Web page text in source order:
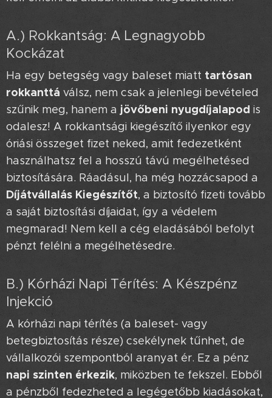
A.) Rokkantság: A Legnagyobb
Kockázat ♿
Ha egy betegség vagy baleset miatt tartósan
rokkanttá válsz, nem csak a jelenlegi bevételed
szűnik meg, hanem a jövőbeni nyugdíjalapod is
odalesz! A rokkantsági kiegészítő ilyenkor egy
óriási összeget fizet neked, amit fedezetként
használhatsz fel a hosszú távú megélhetésed
biztosítására. Ráadásul, ha még hozzácsapod a
Díjátvállalás Kiegészítőt, a biztosító fizeti tovább
a saját biztosítási díjaidat, így a védelem
megmarad! Nem kell a cég eladásából befolyt
pénzt felélni a megélhetésedre. 💰
B.) Kórházi Napi Térítés: A Készpénz
Injekció 💉
A kórházi napi térítés (a baleset- vagy
betegbiztosítás része) csekélynek tűnhet, de
vállalkozói szempontból aranyat ér. Ez a pénz
napi szinten érkezik, miközben te fekszel. Ebből
a pénzből fedezheted a legégetőbb kiadásokat,